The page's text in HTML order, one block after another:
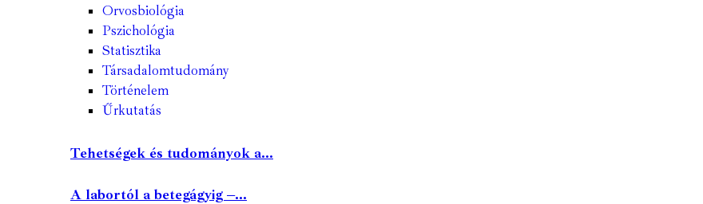
Orvosbiológia
Pszichológia
Statisztika
Társadalomtudomány
Történelem
Űrkutatás
Tehetségek és tudományok a...
A labortól a betegágyig –...